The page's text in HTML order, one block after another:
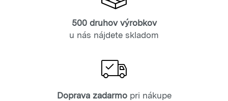
500 druhov výrobkov
u nás nájdete skladom
Doprava zadarmopri nákupe